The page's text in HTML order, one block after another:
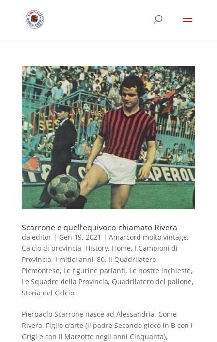
Scarrone e quell’equivoco chiamato Rivera
da editor| Gen 19, 2021 | Amarcord molto vintage,
Calcio di provincia, History, Home, I Campioni di
Provincia, I mitici anni '80, Il Quadrilatero
Piemontese, Le figurine parlanti, Le nostre inchieste,
Le Squadre della Provincia, Quadrilatero del pallone,
Storia del Calcio
Pierpaolo Scarrone nasce ad Alessandria. Come
Rivera. Figlio d’arte (il padre Secondo giocò in B con i
Grigi e con il Marzotto negli anni Cinquanta),